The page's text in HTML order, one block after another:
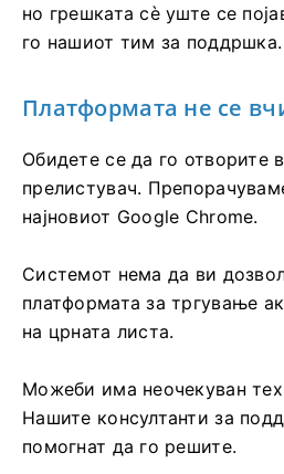
но грешката сè уште се
го нашиот тим за поддршка.
Платформата не се
Обидете се да го отворите
прелистувач.
најновиот Google Chrome.
Системот нема да ви
платформата за тргување
на црната листа.
Можеби има неочекуван
Нашите консултанти за
помогнат да го решите.